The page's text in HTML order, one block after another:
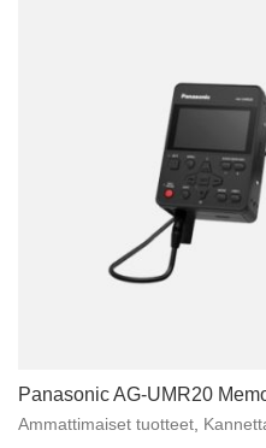
Panasonic AG-UMR20
Ammattimaiset tuotteet,